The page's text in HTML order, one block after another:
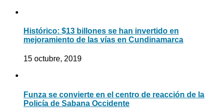
Histórico: $13 billones se han invertido en
mejoramiento de las vías en Cundinamarca
15 octubre, 2019
Funza se convierte en el centro de reacción de la
Policía de Sabana Occidente